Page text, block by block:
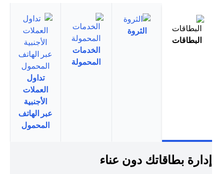
البطاقات
الثروة
الخدمات
المحمولة
تداول
العملات
الأجنبية
عبر الهاتف
المحمول
إدارة بطاقاتك دون عناء